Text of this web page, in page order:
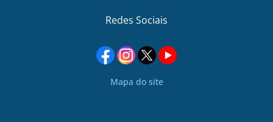
Redes Sociais
Mapa do site